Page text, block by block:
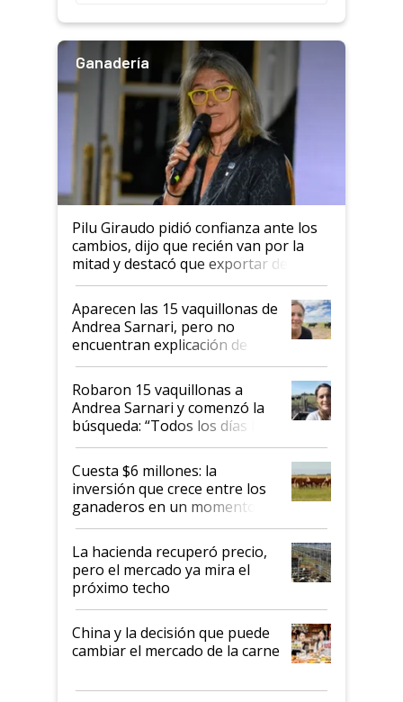
Ganadería
Pilu Giraudo pidió confianza ante los
cambios, dijo que recién van por la
mitad y destacó que exportar dejó de
ser "para unos pocos": "Tenemos un
mandato muy claro del gobierno
nacional"
Aparecen las 15 vaquillonas de
Andrea Sarnari, pero no
encuentran explicación de
cómo llegaron allí
Robaron 15 vaquillonas a
Andrea Sarnari y comenzó la
búsqueda: “Todos los días le
toca a algún productor”
Cuesta $6 millones: la
inversión que crece entre los
ganaderos en un momento
histórico para la actividad
La hacienda recuperó precio,
pero el mercado ya mira el
próximo techo
China y la decisión que puede
cambiar el mercado de la carne